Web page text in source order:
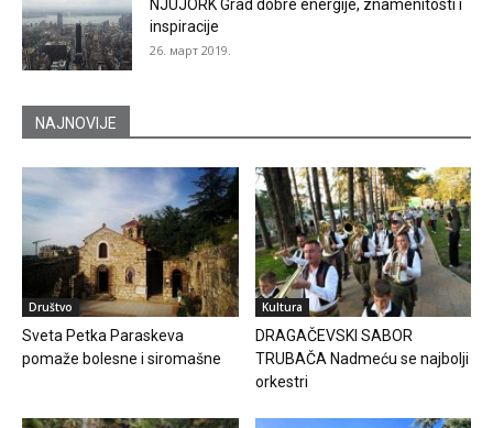
NJUJORK Grad dobre energije, znamenitosti i
inspiracije
26. март 2019.
NAJNOVIJE
Društvo
Sveta Petka Paraskeva
pomaže bolesne i siromašne
Kultura
DRAGAČEVSKI SABOR
TRUBAČA Nadmeću se najbolji
orkestri